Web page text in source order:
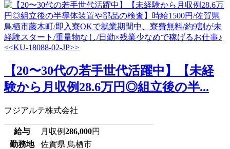
【20〜30代の若手世代活躍中】【未経
験から月収例28.6万円◎組立後の半...
フジアルテ株式会社
給与 月収例286,000円
勤務地
佐賀県 鳥栖市